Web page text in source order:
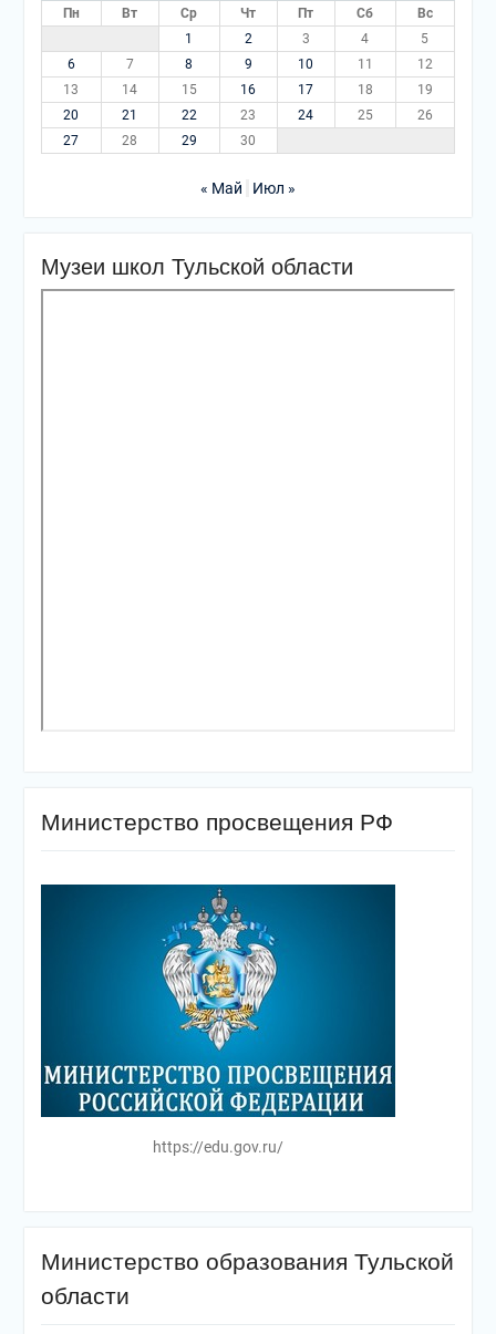
Пн Вт Ср Чт Пт Сб
Вс
1
2 3 4
5
6
7 8 9 10 11
12
13
14 15 16 17 18
19
20
21 22 23 24 25
26
27
28 29 30
« Май Июл »
Музеи школ Тульской области
Министерство просвещения РФ
https://edu.gov.ru/
Министерство образования Тульской
области